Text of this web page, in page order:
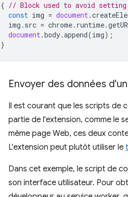
{ // Block used to avoid
const img = document.
img . src = chrome. runtime.
document.body.append(img);
}
Envoyer des données
Il est courant que les scripts de
partie de l'extension, comme le
même page Web, ces deux
L'extension peut plutôt utiliser le
Dans cet exemple, le script de
son interface utilisateur. Pour